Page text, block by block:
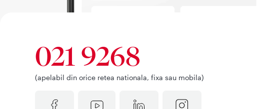
021 9268
(apelabil din orice retea nationala, fixa sau mobila)